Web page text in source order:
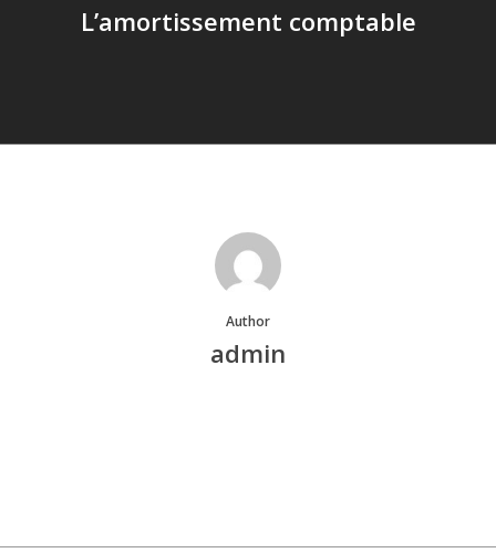
L’amortissement comptable
Author
admin